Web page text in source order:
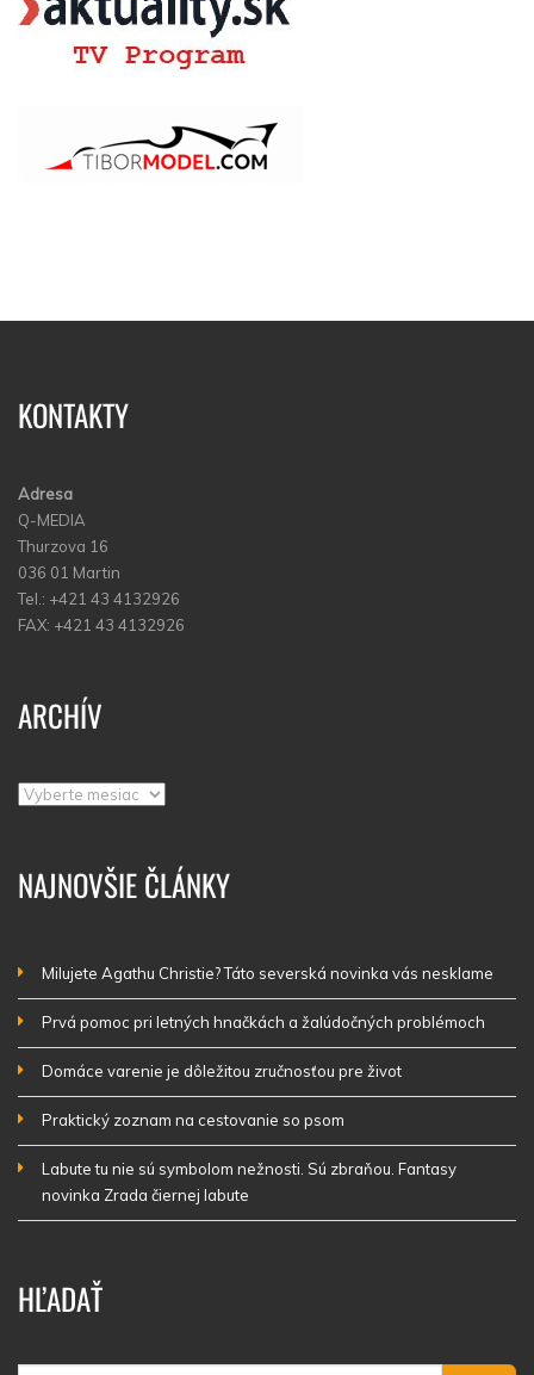
KONTAKTY
Adresa
Q-MEDIA
Thurzova 16
036 01 Martin
Tel.: +421 43 4132926
FAX: +421 43 4132926
ARCHÍV
Archív
NAJNOVŠIE ČLÁNKY
Milujete Agathu Christie? Táto severská novinka vás nesklame
Prvá pomoc pri letných hnačkách a žalúdočných problémoch
Domáce varenie je dôležitou zručnosťou pre život
Praktický zoznam na cestovanie so psom
Labute tu nie sú symbolom nežnosti. Sú zbraňou. Fantasy
novinka Zrada čiernej labute
HĽADAŤ